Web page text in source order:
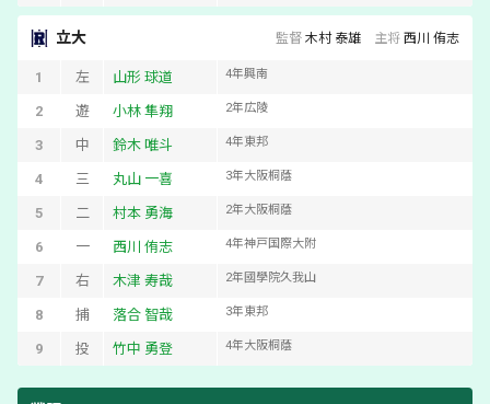
立大 監督 木村 泰雄 主将 西川 侑志
1 左 山形 球道 4年興南
2 遊 小林 隼翔 2年広陵
3 中 鈴木 唯斗 4年東邦
4 三 丸山 一喜 3年大阪桐蔭
5 二 村本 勇海 2年大阪桐蔭
6 一 西川 侑志 4年神戸国際大附
7 右 木津 寿哉 2年 國學院久我山
8 捕 落合 智哉 3年東邦
9 投 竹中 勇登 4年大阪桐蔭